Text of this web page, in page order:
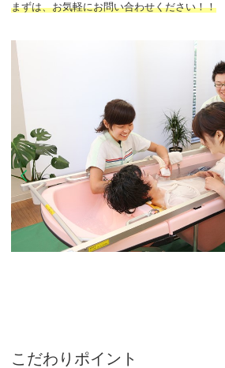
まずは、お気軽にお問い合わせください！！
こだわりポイント